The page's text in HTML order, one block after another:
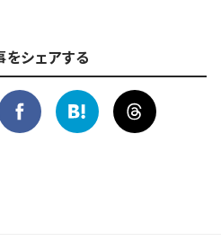
をシェアする